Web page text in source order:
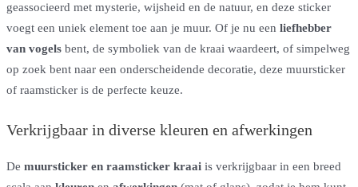
geassocieerd met mysterie, wijsheid en de natuur, en deze sticker
voegt een uniek element toe aan je muur. Of je nu een liefhebber
van vogels bent, de symboliek van de kraai waardeert, of simpelweg
op zoek bent naar een onderscheidende decoratie, deze muursticker
of raamsticker is de perfecte keuze.
Verkrijgbaar in diverse kleuren en afwerkingen
De muursticker en raamsticker kraai is verkrijgbaar in een breed